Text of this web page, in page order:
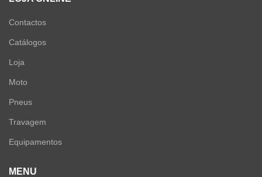
Contactos
Catálogos
Loja
Moto
Pneus
Travagem
Equipamentos
MENU